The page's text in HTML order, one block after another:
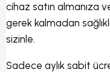
cihaz satın almanıza
gerek kalmadan
sizinle.
Sadece aylık sabit